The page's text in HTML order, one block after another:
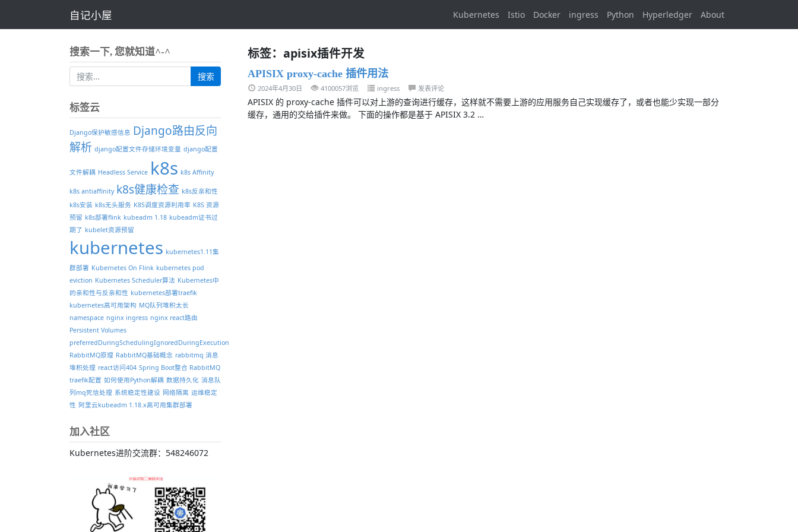
自记小屋 Kubernetes Istio Docker ingress Python Hyperledger About
标签：apisix插件开发
APISIX proxy-cache 插件用法
2024年4月30日 4100057浏览 ingress 发表评论
APISIX 的 proxy-cache 插件可以对上游的查询进行缓存，这样就不需要上游的应用服务自己实现缓存了，或者也能少实现一部分
缓存，通用的交给插件来做。 下面的操作都是基于 APISIX 3.2 …
搜索一下, 您就知道^-^
标签云
Django保护敏感信息 Django路由反向
解析 django配置文件存储环境变量 django配置
文件解耦 Headless Service k8s k8s Affinity
k8s antiaffinity k8s健康检查 k8s反亲和性
k8s安装 k8s无头服务 K8S调度资源利用率 K8S 资源
预留 k8s部署flink kubeadm 1.18 kubeadm证书过
期了 kubelet资源预留
kubernetes kubernetes1.11集
群部署 Kubernetes On Flink kubernetes pod
eviction Kubernetes Scheduler算法 Kubernetes中
的亲和性与反亲和性 kubernetes部署traefik
kubernetes高可用架构 MQ队列堆积太长
namespace nginx ingress nginx react路由
Persistent Volumes
preferredDuringSchedulingIgnoredDuringExecution
RabbitMQ原理 RabbitMQ基础概念 rabbitmq 消息
堆积处理 react访问404 Spring Boot整合 RabbitMQ
traefik配置 如何使用Python解耦 数据持久化 消息队
列mq死信处理 系统稳定性建设 网络隔离 运维稳定
性 阿里云kubeadm 1.18.x高可用集群部署
加入社区
Kubernetes进阶交流群：548246072